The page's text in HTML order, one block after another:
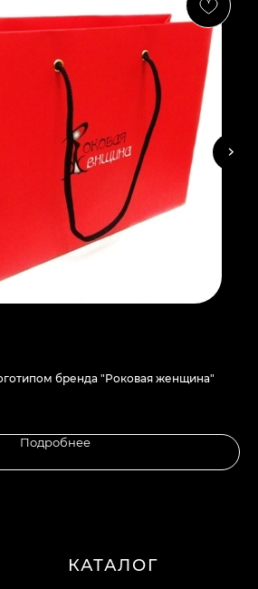
бренда "Роковая женщина"
Подробнее
Твилли
Косынки